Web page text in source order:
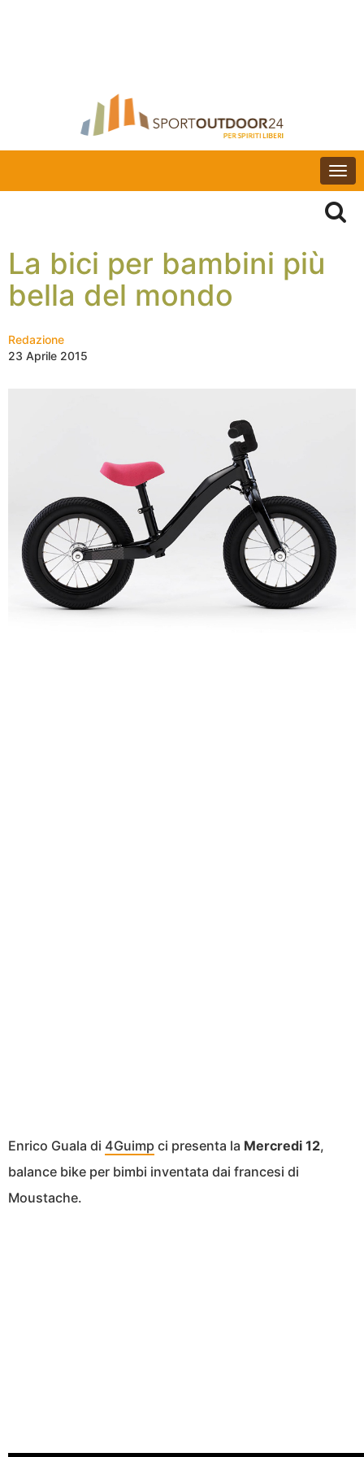
La bici per bambini più
bella del mondo
Redazione
23 Aprile 2015
Enrico Guala di 4Guimp ci presenta la Mercredi 12,
balance bike per bimbi inventata dai francesi di
Moustache.